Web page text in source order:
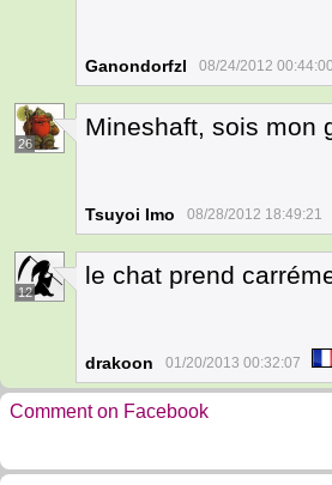
Ganondorfzl 08/24/2012 00:44:00
26
Mineshaft, sois mon
Tsuyoi Imo 08/28/2012 18:49:21
12
le chat prend
drakoon 01/20/2013 00:32:07
Comment on Facebook